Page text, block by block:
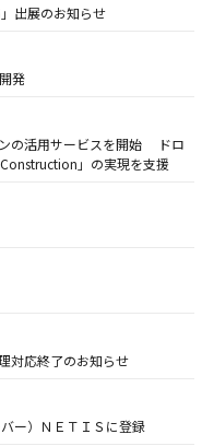
出展のお知らせ
発
の活用サービスを開始 ドロ
」の実現を支援
対応終了のお知らせ
ー）ＮＥＴＩＳに登録